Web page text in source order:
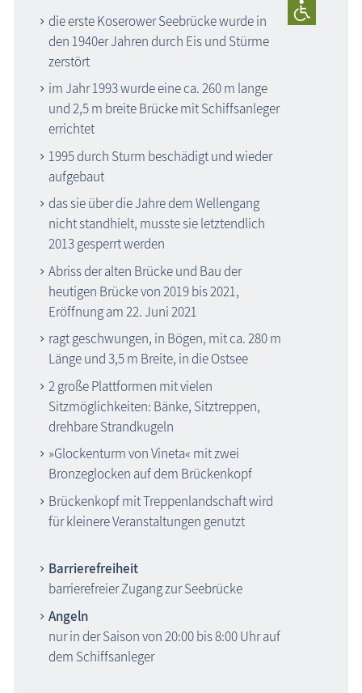
die erste Koserower Seebrücke wurde in
den 1940er Jahren durch Eis und Stürme
zerstört
im Jahr 1993 wurde eine ca. 260 m lange
und 2,5 m breite Brücke mit Schiffsanleger
errichtet
1995 durch Sturm beschädigt und wieder
aufgebaut
das sie über die Jahre dem Wellengang
nicht standhielt, musste sie letztendlich
2013 gesperrt werden
Abriss der alten Brücke und Bau der
heutigen Brücke von 2019 bis 2021,
Eröffnung am 22. Juni 2021
ragt geschwungen, in Bögen, mit ca. 280 m
Länge und 3,5 m Breite, in die Ostsee
2 große Plattformen mit vielen
Sitzmöglichkeiten: Bänke, Sitztreppen,
drehbare Strandkugeln
»Glockenturm von Vineta« mit zwei
Bronzeglocken auf dem Brückenkopf
Brückenkopf mit Treppenlandschaft wird
für kleinere Veranstaltungen genutzt
Barrierefreiheit
barrierefreier Zugang zur Seebrücke
Angeln
nur in der Saison von 20:00 bis 8:00 Uhr auf
dem Schiffsanleger